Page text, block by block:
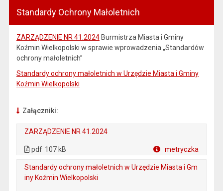
Standardy Ochrony Małoletnich
ZARZĄDZENIE NR 41.2024Burmistrza Miasta i Gminy
Koźmin Wielkopolski w sprawie wprowadzenia „Standardów
ochrony małoletnich”
Standardy ochrony małoletnich w Urzędzie Miasta i Gminy
Koźmin Wielkopolski
Załączniki:
ZARZĄDZENIE NR 41.2024
pdf 107 kB metryczka
Standardy ochrony małoletnich w Urzędzie Miasta i Gm
iny Koźmin Wielkopolski